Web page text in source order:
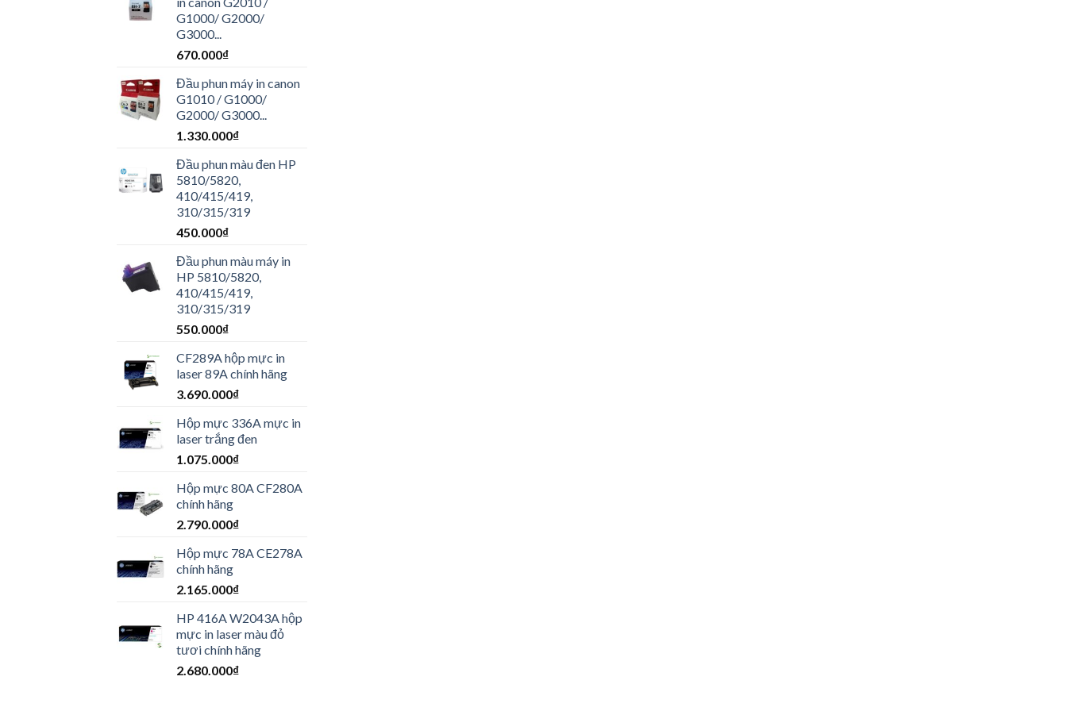
G1000/ G2000/
G3000...
670.000₫
Đầu phun máy in canon
G1010 / G1000/
G2000/ G3000...
1.330.000₫
Đầu phun màu đen HP
5810/5820,
410/415/419,
310/315/319
450.000₫
Đầu phun màu máy in
HP 5810/5820,
410/415/419,
310/315/319
550.000₫
CF289A hộp mực in
laser 89A chính hãng
3.690.000₫
Hộp mực 336A mực in
laser trắng đen
1.075.000₫
Hộp mực 80A CF280A
chính hãng
2.790.000₫
Hộp mực 78A CE278A
chính hãng
2.165.000₫
HP 416A W2043A hộp
mực in laser màu đỏ
tươi chính hãng
2.680.000₫